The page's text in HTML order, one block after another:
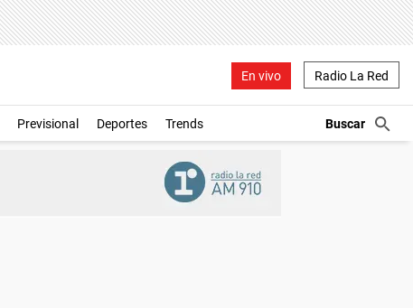
En vivo Radio La Red
Previsional Deportes Trends